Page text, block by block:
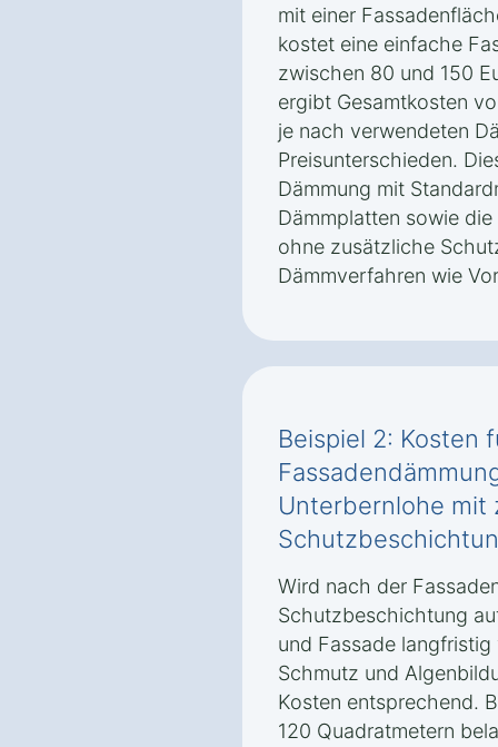
mit einer
kostet eine einfache
zwischen 80 und 150
ergibt Gesamtkosten
je nach verwendeten
Preisunterschieden.
Dämmung mit
Dämmplatten sowie
ohne zusätzliche
Dämmverfahren wie
Beispiel 2: Kosten
Unterbernlohe mit
Wird nach der
Schutzbeschichtung
und Fassade
Schmutz und
Kosten entsprechend.
120 Quadratmetern